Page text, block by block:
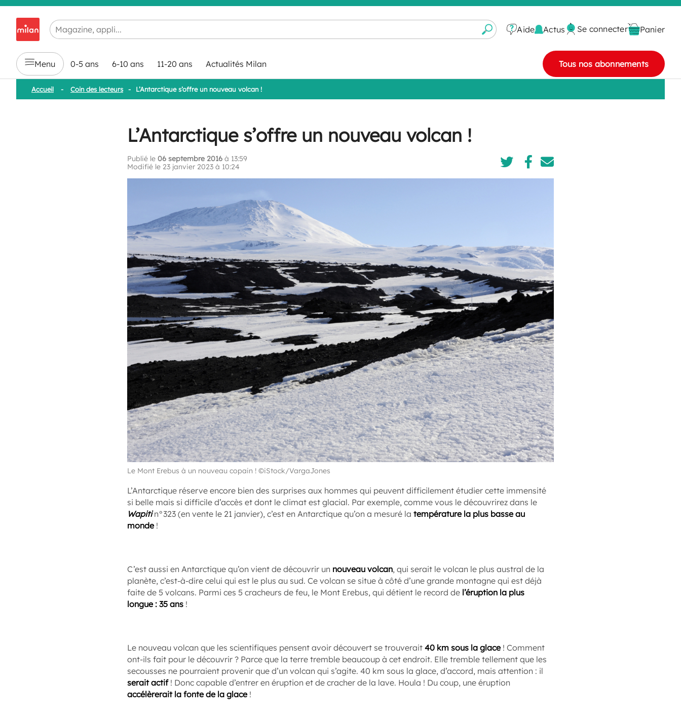
Chargement en cours...
Aide Actus Se connecter Panier
Menu 0-5 ans 6-10 ans 11-20 ans Actualités Milan Tous nos abonnements
Accueil - Coin des lecteurs - L’Antarctique s’offre un nouveau volcan !
L’Antarctique s’offre un nouveau volcan !
Publié le 06 septembre 2016 à 13:59
Modifié le 23 janvier 2023 à 10:24
Le Mont Erebus à un nouveau copain ! ©iStock/VargaJones
L’Antarctique réserve encore bien des surprises aux hommes qui peuvent difficilement étudier cette immensité
si belle mais si difficile d’accès et dont le climat est glacial. Par exemple, comme vous le découvrirez dans le
Wapitin°323 (en vente le 21 janvier), c’est en Antarctique qu’on a mesuré la température la plus basse au
monde !
C’est aussi en Antarctique qu’on vient de découvrir un nouveau volcan, qui serait le volcan le plus austral de la
planète, c’est-à-dire celui qui est le plus au sud. Ce volcan se situe à côté d’une grande montagne qui est déjà
faite de 5 volcans. Parmi ces 5 cracheurs de feu, le Mont Erebus, qui détient le record de l’éruption la plus
longue : 35 ans !
Le nouveau volcan que les scientifiques pensent avoir découvert se trouverait 40 km sous la glace! Comment
ont-ils fait pour le découvrir ? Parce que la terre tremble beaucoup à cet endroit. Elle tremble tellement que les
secousses ne pourraient provenir que d’un volcan qui s’agite. 40 km sous la glace, d’accord, mais attention : il
serait actif ! Donc capable d’entrer en éruption et de cracher de la lave. Houla ! Du coup, une éruption
accélèrerait la fonte de la glace!